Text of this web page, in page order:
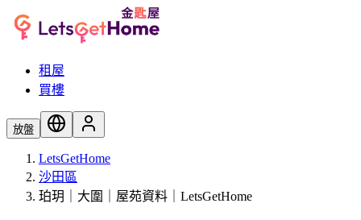
租屋
買樓
放盤
LetsGetHome
沙田區
珀玥｜大圍｜屋苑資料｜LetsGetHome